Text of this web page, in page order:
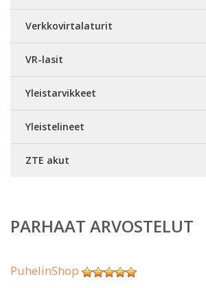
Verkkovirtalaturit
VR-lasit
Yleistarvikkeet
Yleistelineet
ZTE akut
PARHAAT ARVOSTELUT
PuhelinShop